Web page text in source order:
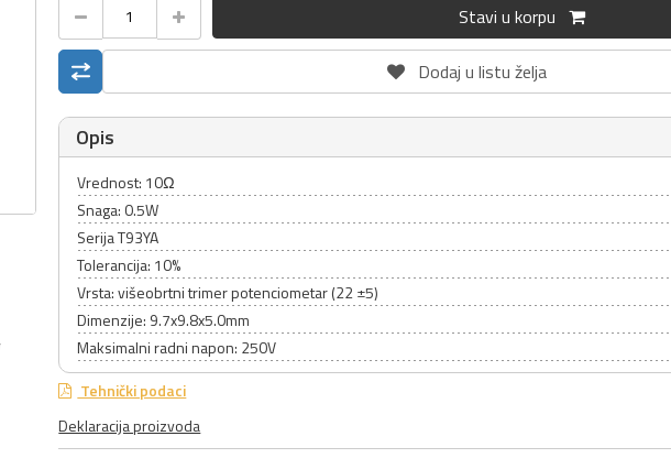
Stavi u korpu
Dodaj u listu želja
Opis
Vrednost: 10Ω
Snaga: 0.5W
Serija T93YA
Tolerancija: 10%
Vrsta: višeobrtni trimer potenciometar (22 ±5)
Dimenzije: 9.7x9.8x5.0mm
Maksimalni radni napon: 250V
Tehnički podaci
Deklaracija proizvoda